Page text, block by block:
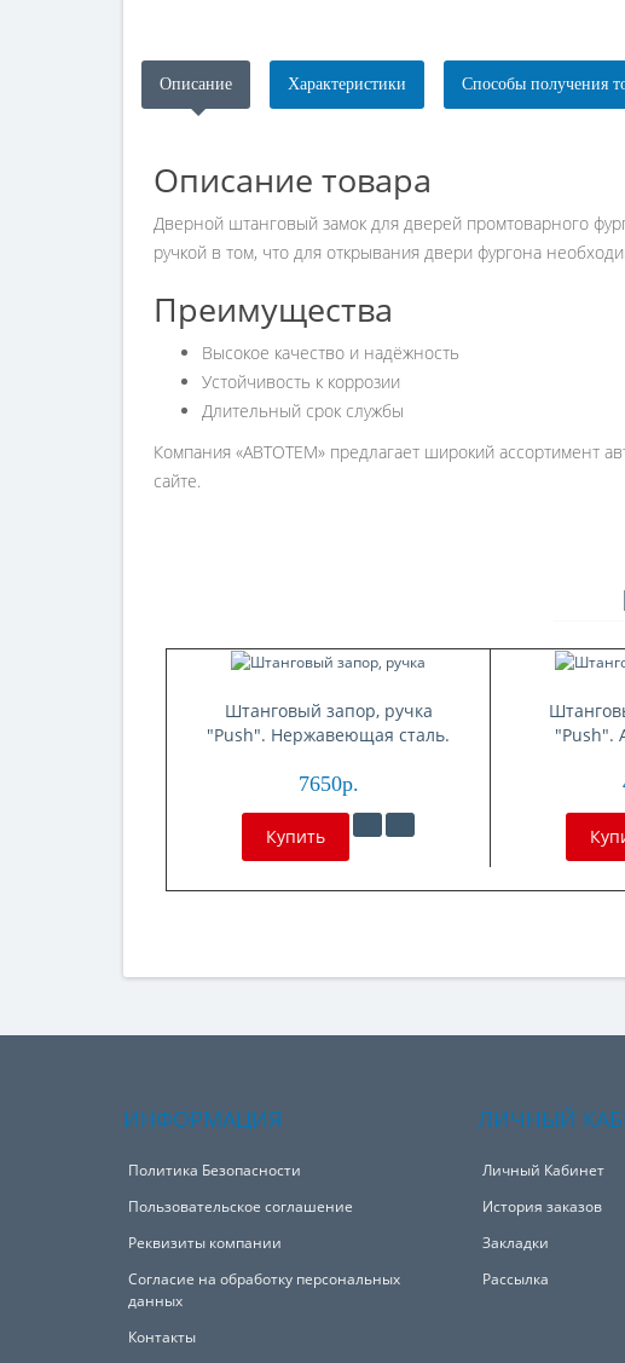
Описание Характеристики Способы получения
Описание товара
Дверной штанговый замок для дверей промтоварного
ручкой в том, что для открывания двери фургона
Преимущества
Высокое качество и надёжность
Устойчивость к коррозии
Длительный срок службы
Компания «АВТОТЕМ» предлагает широкий ассортимент
сайте.
Штанговый запор, ручка
"Push". Нержавеющая сталь.
7650р.
Купить
"Push".
ИНФОРМАЦИЯ
Политика Безопасности
Пользовательское соглашение
Реквизиты компании
Согласие на обработку персональных
данных
Контакты
ЛИЧНЫЙ
Личный Кабинет
История заказов
Закладки
Рассылка